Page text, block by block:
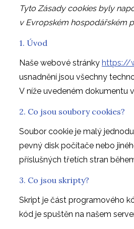
Tyto Zásady cookies byly
v Evropském hospodářském
1. Úvod
Naše webové stránky https://
usnadnění jsou všechny
V níže uvedeném dokumentu
2. Co jsou soubory cookies?
Soubor cookie je malý
pevný disk počítače nebo
příslušných třetích stran
3. Co jsou skripty?
Skript je část programového
kód je spuštěn na našem